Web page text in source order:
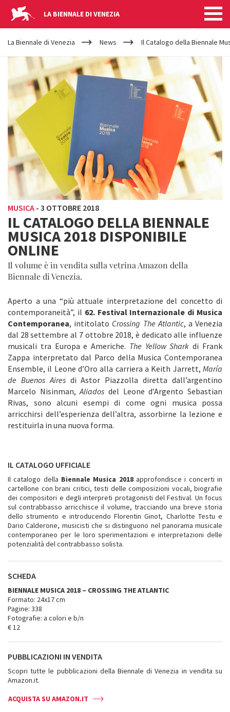
LA BIENNALE DI VENEZIA
YOUR
ARE
HERE
La Biennale di Venezia News Il Catalogo della Biennale
MUSICA - 3 OTTOBRE 2018
IL CATALOGO DELLA BIENNALE
MUSICA 2018 DISPONIBILE
ONLINE
Il volume è in vendita sulla vetrina Amazon della
Biennale di Venezia.
Aperto a una “più attuale interpretazione del concetto di
contemporaneità”, il 62. Festival Internazionale di Musica
Contemporanea, intitolato Crossing The Atlantic, a Venezia
dal 28 settembre al 7 ottobre 2018, è dedicato alle influenze
musicali tra Europa e Americhe. The Yellow Shark di Frank
Zappa interpretato dal Parco della Musica Contemporanea
Ensemble, il Leone d’Oro alla carriera a Keith Jarrett, María
de Buenos Airesdi Astor Piazzolla diretta dall’argentino
Marcelo Nisinman,Aliados del Leone d’Argento Sebastian
Rivas, sono alcuni esempi di come ogni musica possa
arricchirsi dell’esperienza dell’altra, assorbirne la lezione e
restituirla in una nuova forma.
IL CATALOGO UFFICIALE
Il catalogo della Biennale Musica 2018approfondisce i concerti in
cartellone con brani critici, testi delle composizioni vocali, biografie
dei compositori e degli interpreti protagonisti del Festival. Un focus
sul contrabbasso arricchisce il volume, tracciando una breve storia
dello strumento e introducendo Florentin Ginot, Charlotte Testu e
Dario Calderone, musicisti che si distinguono nel panorama musicale
contemporaneo per le loro sperimentazioni e interpretazioni delle
potenzialità del contrabbasso solista.
SCHEDA
BIENNALE MUSICA 2018 – CROSSING THE ATLANTIC
Formato: 24x17 cm
Pagine: 338
Fotografie: a colori e b/n
€ 12
PUBBLICAZIONI IN VENDITA
Scopri tutte le pubblicazioni della Biennale di Venezia in vendita su
Amazon.it.
ACQUISTA SU AMAZON.IT